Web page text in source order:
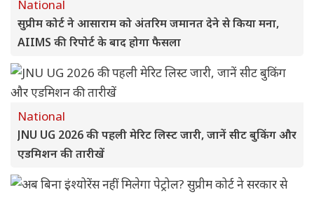
National
सुप्रीम कोर्ट ने आसाराम को अंतरिम जमानत देने से किया मना,
AIIMS की रिपोर्ट के बाद होगा फैसला
National
JNU UG 2026 की पहली मेरिट लिस्ट जारी, जानें सीट बुकिंग और
एडमिशन की तारीखें